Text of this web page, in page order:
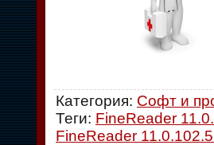
Категория: Софт и
Теги: FineReader
FineReader